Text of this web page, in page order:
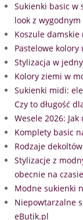
Sukienki basic w
look z
Koszule
Pastelowe
Stylizacja w
Kolory ziemi w
Sukienki midi:
Czy to długość
Wesele 2026:
Komplety basic
Rodzaje
Stylizacje z
obecnie na
Modne sukienki
Niepowtarzalne
eButik.pl